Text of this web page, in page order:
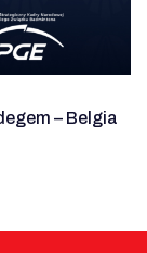
– Belgia